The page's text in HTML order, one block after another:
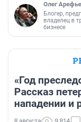
Олег
Блогер,
владелец в
бизнесе
«Год
Рассказ
нападении и